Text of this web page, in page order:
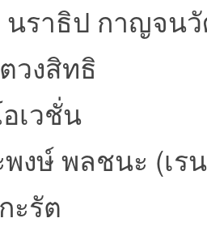
นราธิป กาญจน
วงสิทธิ
เวชั่น
พงษ์ พลชนะ (เร
ะรัต